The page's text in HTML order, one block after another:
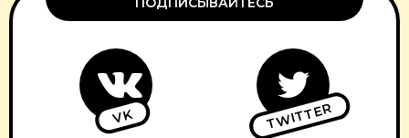
VK TWITTER